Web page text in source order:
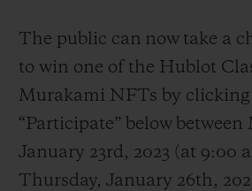
The public can now take a
to win one of the Hublot
Murakami NFTs by clicking
“Participate” below between
January 23rd, 2023 (at 9:00
Thursday, January 26th,